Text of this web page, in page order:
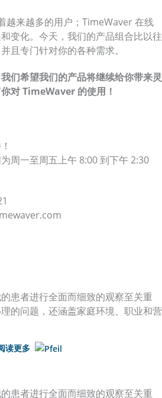
越来越多的用户；TimeWaver 在线
变化。今天，我们的产品组合比以往
且专门针对你的各种需求。
们希望我们的产品将继续给你带来灵
对 TimeWaver 的使用！
周一至周五上午 8:00 到下午 2:30
患者进行全面而细致的观察至关重
的问题，还涵盖家庭环境、职业和营
读更多
患者进行全面而细致的观察至关重